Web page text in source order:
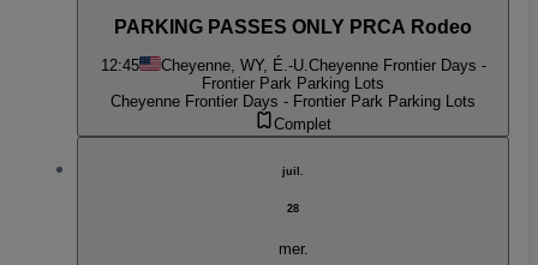
PARKING PASSES ONLY PRCA Rodeo
12:45 Cheyenne, WY, É.-U.Cheyenne Frontier Days -
Frontier Park Parking Lots
Cheyenne Frontier Days - Frontier Park Parking Lots
Complet
juil.
28
mer.